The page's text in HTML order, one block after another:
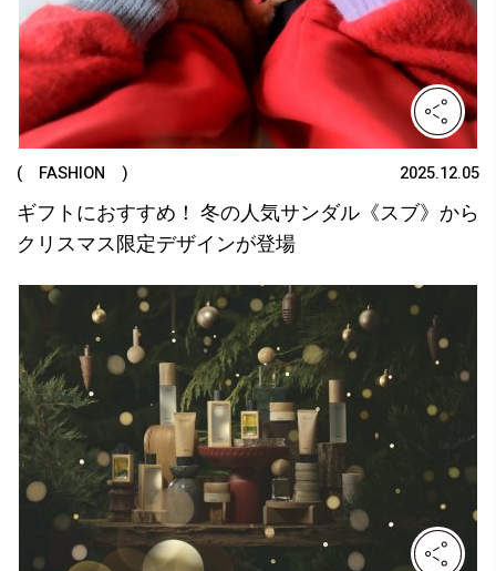
( FASHION ) 2025.12.05
ギフトにおすすめ！ 冬の人気サンダル《スブ》から
クリスマス限定デザインが登場